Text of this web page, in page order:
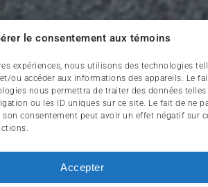
le consentement aux témoins
expériences, nous utilisons des technologies
ou accéder aux informations des appareils. Le
nous permettra de traiter des données telles
ou les ID uniques sur ce site. Le fait de ne
consentement peut avoir un effet négatif sur
Accepter